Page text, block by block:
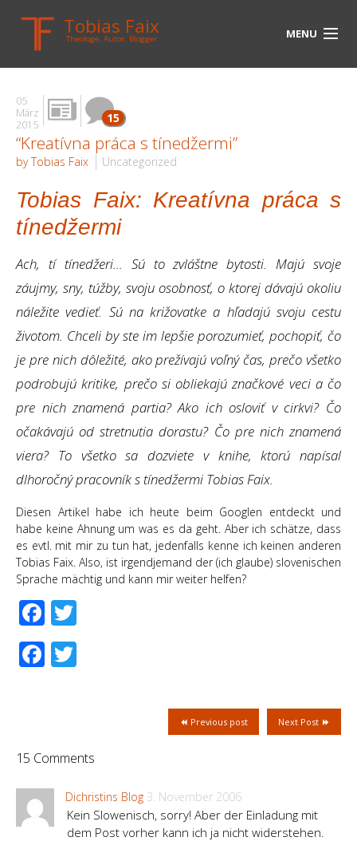
Tobias Faix
Theologe, Autor, Blogger MENU
HOME
BLOG
BIOGRAPHIE
UNTERWEGS
KONTAKT
LINKS
05
März
2015
15
“Kreatívna práca s tínedžermi”
by Tobias Faix Uncategorized
Tobias Faix: Kreatívna práca s
tínedžermi
Ach, tí tínedžeri… Sú to zvláštne bytosti. Majú svoje
záujmy, sny, túžby, svoju osobnosť, o ktorej dávajú okoliu
náležite vedieť. Sú na križovatke a hľadajú svoju cestu
životom. Chceli by ste im lepšie porozumieť, pochopiť, čo
je pre nich dôležité, ako prežívajú voľný čas, prečo všetko
podrobujú kritike, prečo si obliekajú značkové veci a čo
pre nich znamená partia? Ako ich osloviť v cirkvi? Čo
očakávajú od stretnutia dorastu? Čo pre nich znamená
viera? To všetko sa dozviete v knihe, ktorú napísal
dlhoročný pracovník s tínedžermi Tobias Faix.
Diesen Artikel habe ich heute beim Googlen entdeckt und
habe keine Ahnung um was es da geht. Aber ich schätze, dass
es evtl. mit mir zu tun hat, jedenfalls kenne ich keinen anderen
Tobias Faix. Also, ist irgendjemand der (ich glaube) slovenischen
Sprache mächtig und kann mir weiter helfen?
Facebook
Facebook
Next Post
Previous post
15 Comments
Dichristins Blog 3. November 2006
Kein Slowenisch, sorry! Aber der Einladung mit
dem Post vorher kann ich ja nicht widerstehen.